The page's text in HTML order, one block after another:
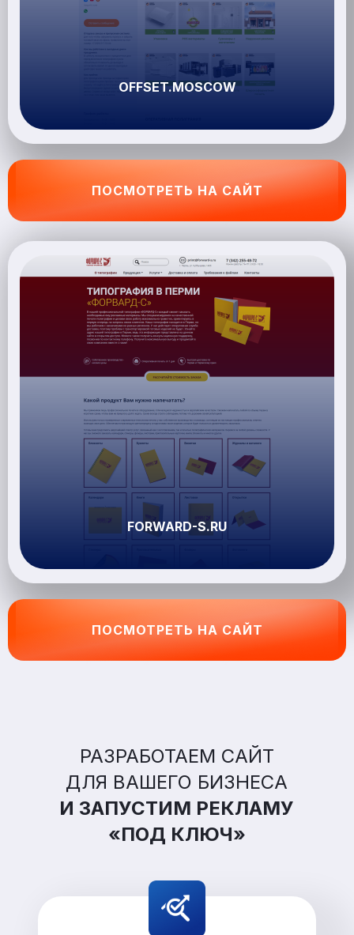
OFFSET.MOSCOW
ПОСМОТРЕТЬ НА САЙТ
FORWARD-S.RU
ПОСМОТРЕТЬ НА САЙТ
РАЗРАБОТАЕМ САЙТ
ДЛЯ ВАШЕГО БИЗНЕСА
И ЗАПУСТИМ РЕКЛАМУ
«ПОД КЛЮЧ»